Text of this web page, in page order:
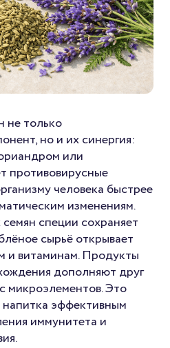
не только
но и их синергия:
или
противовирусные
человека быстрее
изменениям.
специи сохраняет
сырьё открывает
и витаминам. Продукты
дополняют друг
микроэлементов. Это
эффективным
иммунитета и